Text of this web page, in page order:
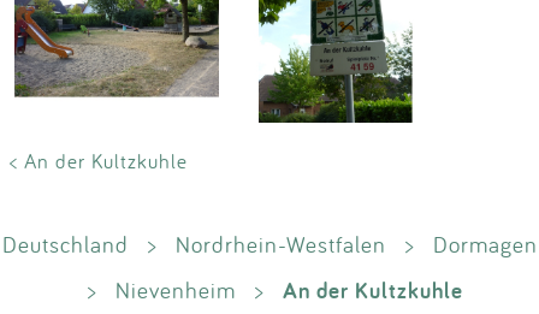
< An der Kultzkuhle
Deutschland > Nordrhein-Westfalen >
Dormagen
>
Nievenheim > An der Kultzkuhle